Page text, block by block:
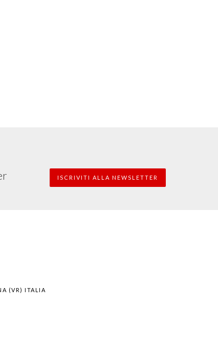
ISCRIVITI ALLA NEWSLETTER
(VR) ITALIA